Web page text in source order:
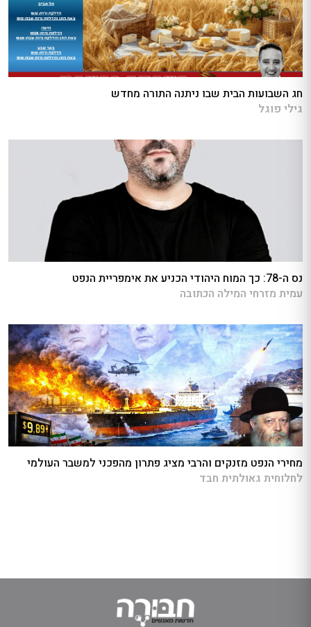
חג השבועות הבית שבו ניתנה התורה מחדש
גילי פוגל
נס ה-78: כך המוח היהודי הכניע את אימפריית הנפט
עמית מזרחי המילה הכתובה
מחירי הנפט מזנקים והרבי מציג פתרון מהפכני למשבר העולמי
לחלוחית גאולתית חבד